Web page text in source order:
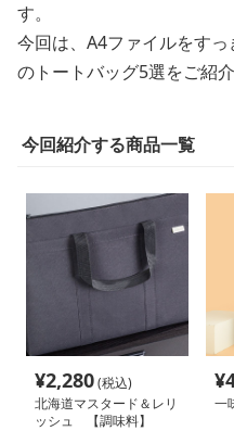
す。
今回は、A4ファイルをす
のトートバッグ5選をご紹介
今回紹介する商品一覧
¥2,280(税込)
北海道マスタード＆レリ
ッシュ 【調味料】
¥
一